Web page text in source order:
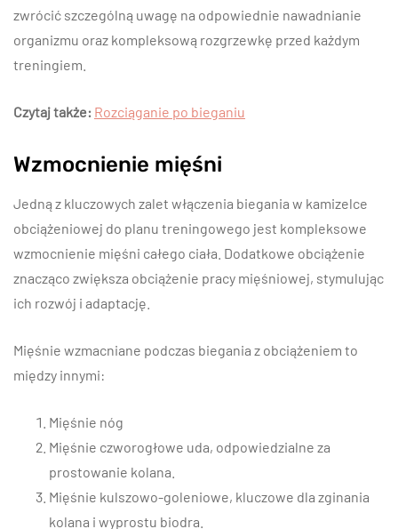
zwrócić szczególną uwagę na odpowiednie nawadnianie
organizmu oraz kompleksową rozgrzewkę przed każdym
treningiem.
Czytaj także: Rozciąganie po bieganiu
Wzmocnienie mięśni
Jedną z kluczowych zalet włączenia biegania w kamizelce
obciążeniowej do planu treningowego jest kompleksowe
wzmocnienie mięśni całego ciała. Dodatkowe obciążenie
znacząco zwiększa obciążenie pracy mięśniowej, stymulując
ich rozwój i adaptację.
Mięśnie wzmacniane podczas biegania z obciążeniem to
między innymi:
Mięśnie nóg
Mięśnie czworogłowe uda, odpowiedzialne za
prostowanie kolana.
Mięśnie kulszowo-goleniowe, kluczowe dla zginania
kolana i wyprostu biodra.